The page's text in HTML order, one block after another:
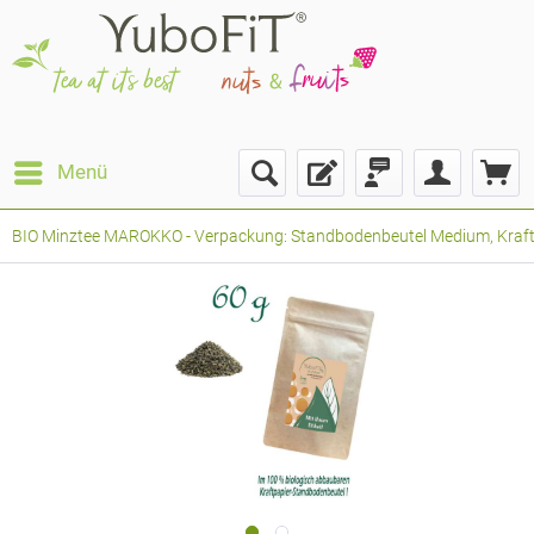
Menü
BIO Minztee MAROKKO - Verpackung: Standbodenbeutel Medium,